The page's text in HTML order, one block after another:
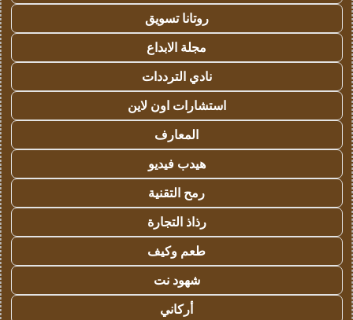
روتانا تسويق
مجلة الابداع
نادي الترددات
استشارات اون لاين
المعارف
هيدب فيديو
رمح التقنية
رذاذ التجارة
طعم وكيف
شهود نت
أركاني